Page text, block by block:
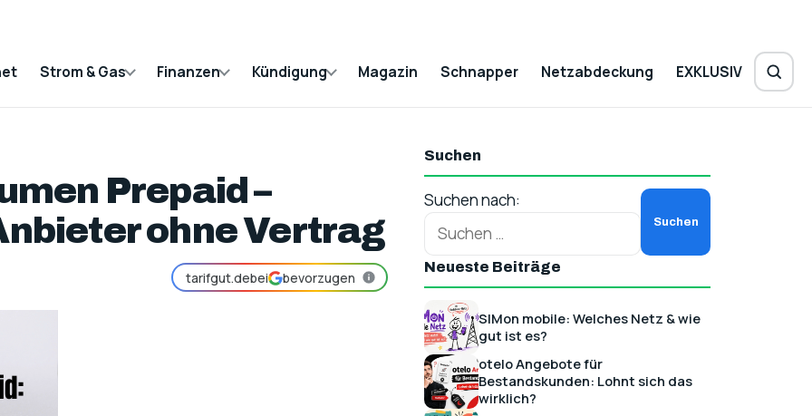
Strom & Gas Finanzen Kündigung Magazin Schnapper Netzabdeckung EXKLUSIV
Prepaid –
ohne Vertrag
tarifgut.debei bevorzugen
Suchen
Suchen nach:
Neueste Beiträge
SIMon mobile: Welches Netz & wie
gut ist es?
otelo Angebote für
Bestandskunden: Lohnt sich das
wirklich?